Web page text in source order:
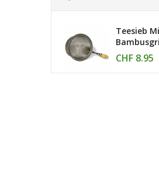
Teesieb
CHF 8.95